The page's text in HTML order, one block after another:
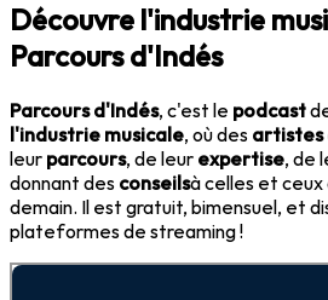
Découvre l'industrie
Parcours d'Indés
Parcours d'Indés, c'est le podcast
l'industrie musicale, où des artistes
leur parcours, de leur expertise, de
donnant des conseilsà celles et ceux
demain. Il est gratuit, bimensuel, et
plateformes de streaming !